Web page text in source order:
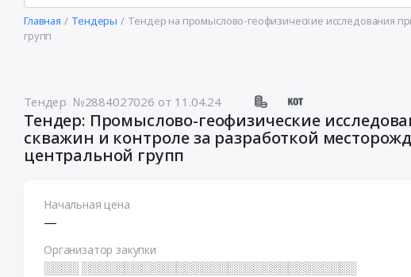
Главная Тендеры
Тендер на промыслово-геофизические исследования
групп
Тендер №2884027026 от 11.04.24
Тендер: Промыслово-геофизические
скважин и контроле за разработкой
центральной групп
Начальная цена
—
Организатор закупки
░░░░ ░░░░░░░░░░░░░░░░░░░░░░░░░░░░░░░░